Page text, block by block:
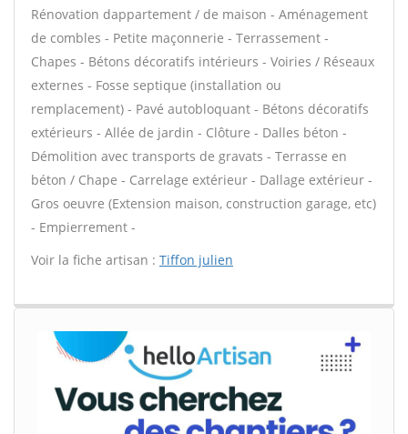
Rénovation dappartement / de maison - Aménagement
de combles - Petite maçonnerie - Terrassement -
Chapes - Bétons décoratifs intérieurs - Voiries / Réseaux
externes - Fosse septique (installation ou
remplacement) - Pavé autobloquant - Bétons décoratifs
extérieurs - Allée de jardin - Clôture - Dalles béton -
Démolition avec transports de gravats - Terrasse en
béton / Chape - Carrelage extérieur - Dallage extérieur -
Gros oeuvre (Extension maison, construction garage, etc)
- Empierrement -
Voir la fiche artisan : Tiffon julien